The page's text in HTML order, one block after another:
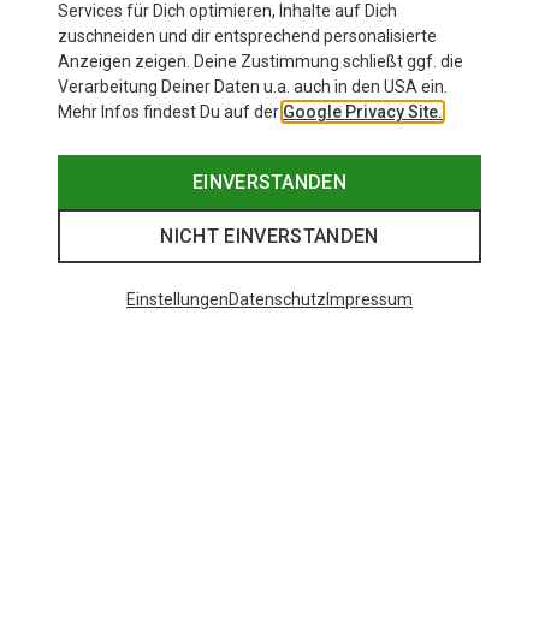
49,95 €
Services für Dich optimieren, Inhalte auf Dich
zuschneiden und dir entsprechend personalisierte
Anzeigen zeigen. Deine Zustimmung schließt ggf. die
Verarbeitung Deiner Daten u.a. auch in den USA ein.
Mehr Infos findest Du auf der Google Privacy Site.
EINVERSTANDEN
NICHT EINVERSTANDEN
EinstellungenDatenschutz Impressum